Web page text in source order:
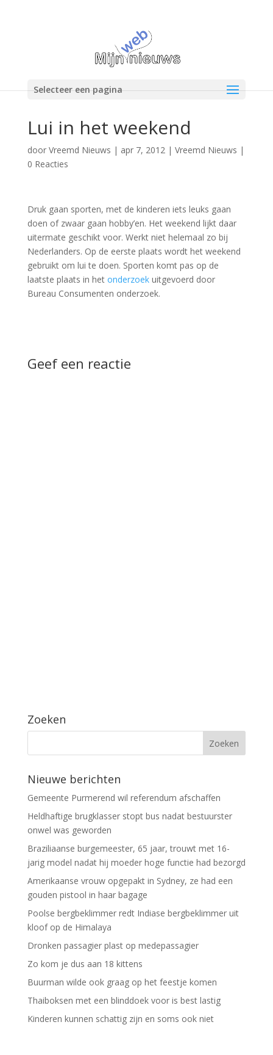
Selecteer een pagina
Lui in het weekend
door Vreemd Nieuws | apr 7, 2012| Vreemd Nieuws |
0 Reacties
Druk gaan sporten, met de kinderen iets leuks gaan
doen of zwaar gaan hobby’en. Het weekend lijkt daar
uitermate geschikt voor. Werkt niet helemaal zo bij
Nederlanders. Op de eerste plaats wordt het weekend
gebruikt om lui te doen. Sporten komt pas op de
laatste plaats in het onderzoekuitgevoerd door
Bureau Consumenten onderzoek.
Geef een reactie
Zoeken
Nieuwe berichten
Gemeente Purmerend wil referendum afschaffen
Heldhaftige brugklasser stopt bus nadat bestuurster
onwel was geworden
Braziliaanse burgemeester, 65 jaar, trouwt met 16-
jarig model nadat hij moeder hoge functie had bezorgd
Amerikaanse vrouw opgepakt in Sydney, ze had een
gouden pistool in haar bagage
Poolse bergbeklimmer redt Indiase bergbeklimmer uit
kloof op de Himalaya
Dronken passagier plast op medepassagier
Zo kom je dus aan 18 kittens
Buurman wilde ook graag op het feestje komen
Thaiboksen met een blinddoek voor is best lastig
Kinderen kunnen schattig zijn en soms ook niet